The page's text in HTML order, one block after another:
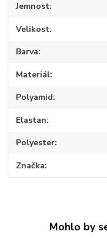
Jemnost
Velikost
Barva
Materiál
Polyamid
Elastan
Polyester
Značka
Mohlo by